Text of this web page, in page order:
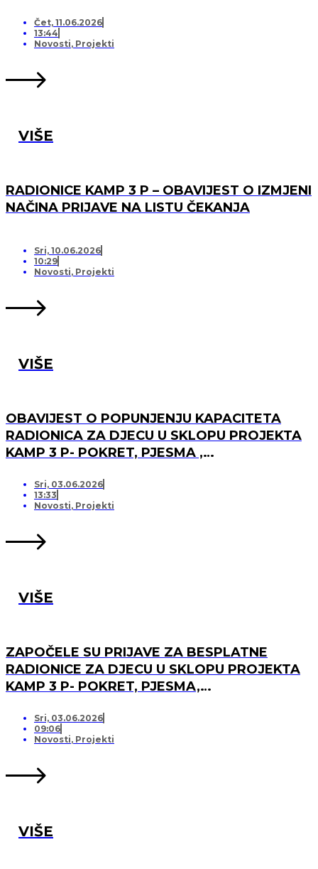
Čet, 11.06.2026
13:44
Novosti, Projekti
VIŠE
RADIONICE KAMP 3 P – OBAVIJEST O IZMJENI
NAČINA PRIJAVE NA LISTU ČEKANJA
Sri, 10.06.2026
10:29
Novosti, Projekti
VIŠE
OBAVIJEST O POPUNJENJU KAPACITETA
RADIONICA ZA DJECU U SKLOPU PROJEKTA
KAMP 3 P- POKRET, PJESMA ,
LISTU ČEKANJA
Sri, 03.06.2026
13:33
Novosti, Projekti
VIŠE
ZAPOČELE SU PRIJAVE ZA BESPLATNE
RADIONICE ZA DJECU U SKLOPU PROJEKTA
KAMP 3 P- POKRET, PJESMA,
Sri, 03.06.2026
09:06
Novosti, Projekti
VIŠE